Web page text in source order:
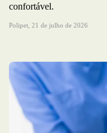
confortável.
Polipet, 21 de julho de 2026